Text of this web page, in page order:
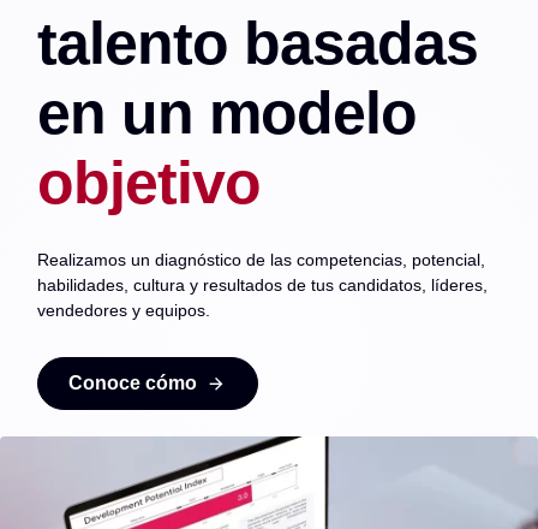
talento basadas
en un modelo
objetivo
Realizamos un diagnóstico de las competencias, potencial,
habilidades, cultura y resultados de tus candidatos, líderes,
vendedores y equipos.
Conoce cómo